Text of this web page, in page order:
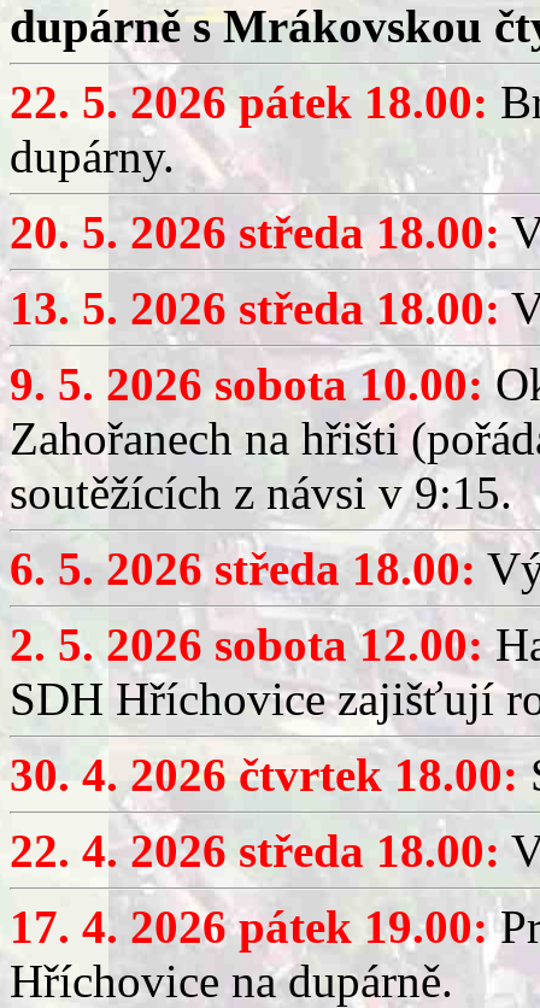
dupárně s Mrákovskou
22. 5. 2026 pátek 18.00:
dupárny.
20. 5. 2026 středa 18.00:
13. 5. 2026 středa 18.00:
9. 5. 2026 sobota 10.00:
Zahořanech na hřišti
soutěžících z návsi v 9:15.
6. 5. 2026 středa 18.00:
2. 5. 2026 sobota 12.00:
SDH Hříchovice zajišťují
30. 4. 2026 čtvrtek 18.00:
22. 4. 2026 středa 18.00:
17. 4. 2026 pátek 19.00:
Hříchovice na dupárně.